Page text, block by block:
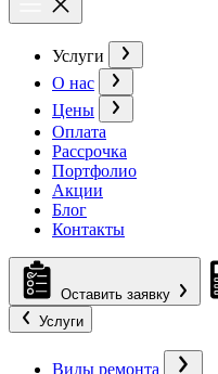
Услуги
О нас
Цены
Оплата
Рассрочка
Портфолио
Акции
Блог
Контакты
Оставить заявку
Услуги
Виды ремонта